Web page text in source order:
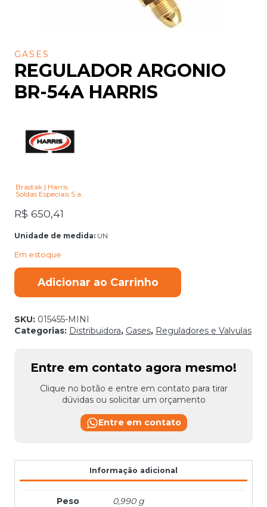
GASES
REGULADOR ARGONIO
BR-54A HARRIS
Brastak | Harris
Soldas Especiais S.a.
R$ 650,41
Unidade de medida: UN
Em estoque
REGULADOR
ARGONIO
BR-
HARRIS
quantidade
Adicionar ao Carrinho
SKU: 015455-MINI
Categorias: Distribuidora, Gases, Reguladores e Valvulas
Entre em contato agora mesmo!
Clique no botão e entre em contato para tirar
dúvidas ou solicitar um orçamento
Entre em contato
Informação adicional
Peso 0,990 g